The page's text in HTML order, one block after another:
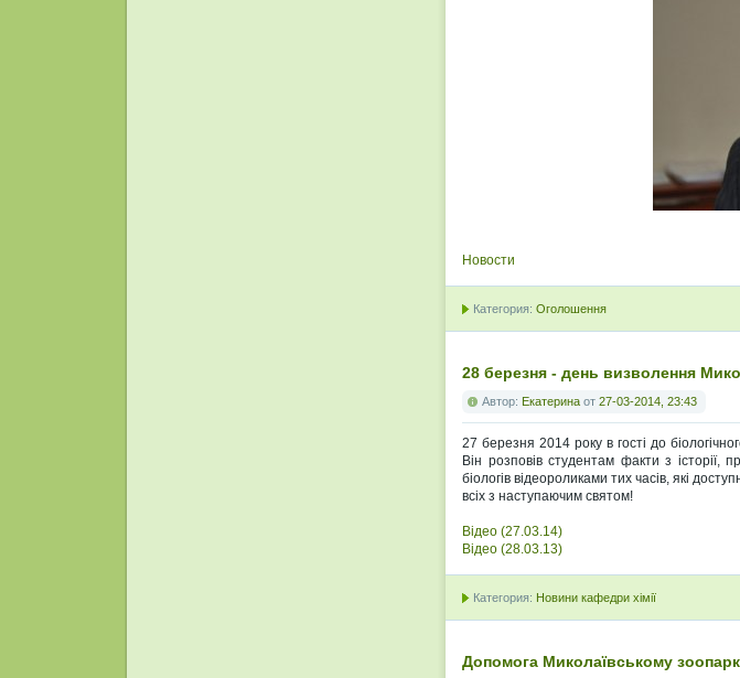
Новости
Категория: Оголошення
28 березня - день визволення
Автор: Екатерина от 27-03-2014, 23:43
27 березня 2014 року в гості до
Він розповів студентам факти з історії,
біологів відеороликами тих часів, які
всіх з наступаючим святом!
Відео (27.03.14)
Відео (28.03.13)
Категория: Новини кафедри хімії
Допомога Миколаївському